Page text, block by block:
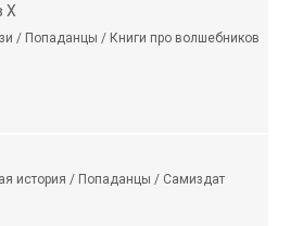
X
/ Попаданцы / Книги про волшебников
история / Попаданцы / Самиздат